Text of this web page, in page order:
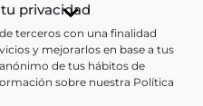
privacidad
terceros con una finalidad
y mejorarlos en base a tus
de tus hábitos de
sobre nuestra Política
de Logroño
de Logroño